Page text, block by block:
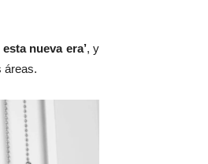
nueva era’, y
áreas.